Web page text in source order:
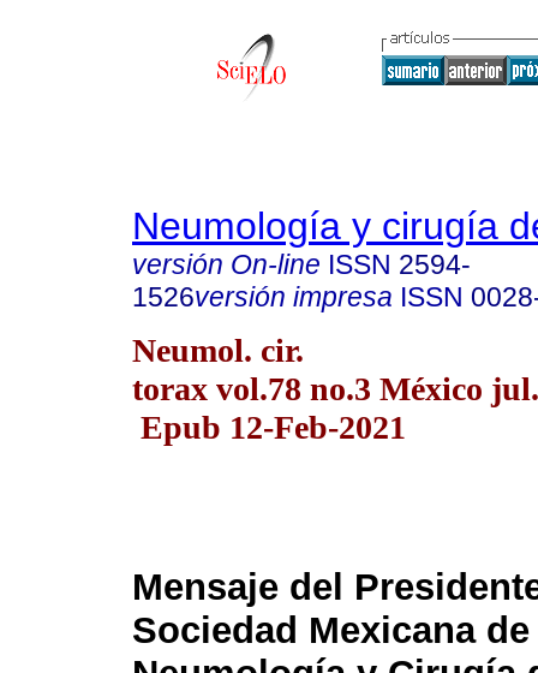
Neumología y cirugía
versión On-line ISSN 2594-
1526versión impresa ISSN
Neumol. cir.
torax vol.78 no.3 México
Epub 12-Feb-2021
Mensaje del
Sociedad Mexicana de